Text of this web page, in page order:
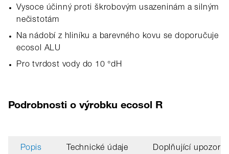
Vysoce účinný proti škrobovým usazeninám a silným
nečistotám
Na nádobí z hliníku a barevného kovu se doporučuje
ecosol ALU
Pro tvrdost vody do 10 °dH
Podrobnosti o výrobku ecosol R
Popis Technické údaje Doplňující